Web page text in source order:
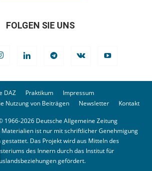
FOLGEN SIE UNS
DAZ Praktikum
Impressum
Nutzung von Beiträgen
Newsletter Kontakt
1966-2026 Deutsche Allgemeine Zeitung
Materialien ist nur mit schriftlicher Genehmigung
gestattet. Das Projekt wird aus Mitteln des
des Innern durch das Institut für
gefördert.